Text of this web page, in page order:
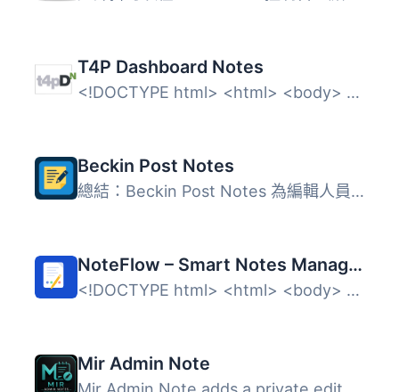
T4P Dashboard Notes
<!DOCTYPE html> <html> <body> <h2&...
Beckin Post Notes
總結：Beckin Post Notes 為編輯人員提供一個快速、私密的方...
NoteFlow – Smart Notes Manager for WordPress Admin
<!DOCTYPE html> <html> <body> <h2&g...
Mir Admin Note